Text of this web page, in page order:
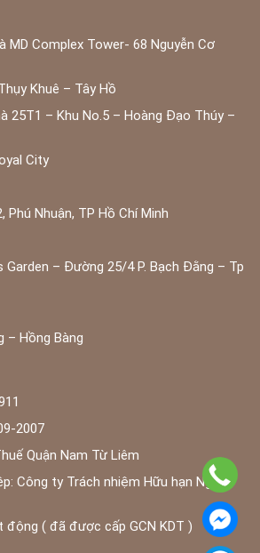
MD Complex Tower- 68 Nguyễn Cơ
Khuê – Tây Hồ
25T1 – Khu No.5 – Hoàng Đạo Thúy –
City
Phú Nhuận, TP Hồ Chí Minh
Garden – Đường 25/4 P. Bạch Đằng – Tp
– Hồng Bàng
2007
Quận Nam Từ Liêm
Công ty Trách nhiệm Hữu hạn Ngoài
động ( đã được cấp GCN KDT )